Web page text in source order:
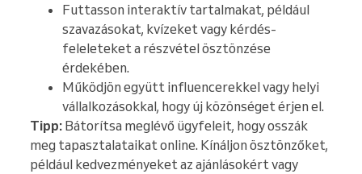
Futtasson interaktív tartalmakat, például
szavazásokat, kvízeket vagy kérdés-
feleleteket a részvétel ösztönzése
érdekében.
Működjön együtt influencerekkel vagy helyi
vállalkozásokkal, hogy új közönséget érjen el.
Tipp:Bátorítsa meglévő ügyfeleit, hogy osszák
meg tapasztalataikat online. Kínáljon ösztönzőket,
például kedvezményeket az ajánlásokért vagy